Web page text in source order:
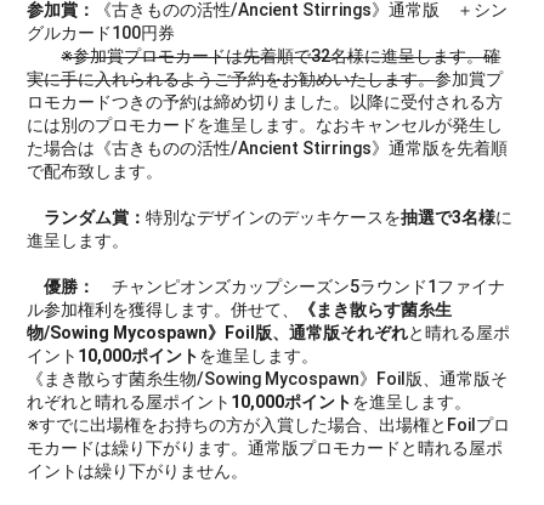
参加賞：
《古きものの活性/Ancient Stirrings》通常版 ＋シン
グルカード100円券
※参加賞プロモカードは先着順で32名様に進呈します。確
実に手に入れられるようご予約をお勧めいたします。参加賞プ
ロモカードつきの予約は締め切りました。以降に受付される方
には別のプロモカードを進呈します。なおキャンセルが発生し
た場合は《古きものの活性/Ancient Stirrings》通常版を先着順
で配布致します。
ランダム賞：特別なデザインのデッキケースを抽選で3名様に
進呈します。
優勝：
チャンピオンズカップシーズン5ラウンド1ファイナ
ル参加権利を獲得します。併せて、
《まき散らす菌糸生
物/Sowing Mycospawn》Foil版、通常版それぞれと晴れる屋ポ
イント 10,000ポイントを進呈します。
《まき散らす菌糸生物/Sowing Mycospawn》Foil版、通常版そ
れぞれと晴れる屋ポイント 10,000ポイントを進呈します。
※すでに出場権をお持ちの方が入賞した場合、出場権とFoilプロ
モカードは繰り下がります。通常版プロモカードと晴れる屋ポ
イントは繰り下がりません。